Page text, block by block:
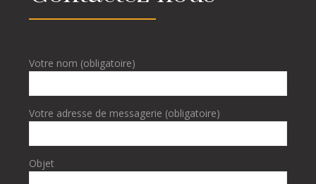
Votre nom (obligatoire)
Votre adresse de messagerie (obligatoire)
Objet